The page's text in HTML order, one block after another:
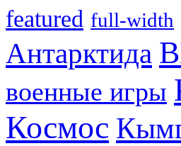
featured full-width
Антарктида
военные игры
Космос